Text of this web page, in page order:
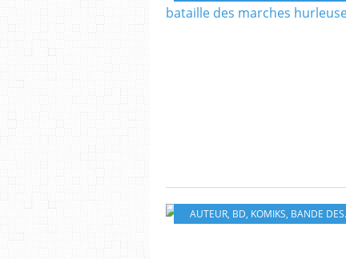
AUTEUR, BD, KOMIKS, BANDE DESSINÉ